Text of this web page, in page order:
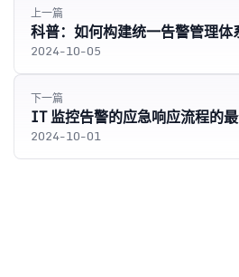
上一篇
科普：如何构建统一告警管理体
2024-10-05
下一篇
IT 监控告警的应急响应流程的
2024-10-01